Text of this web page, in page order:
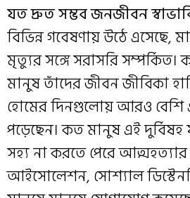
যত দ্রুত সম্ভব জনজীবন
বিভিন্ন গবেষণায় উঠে এসেছে,
মৃত্যুর সঙ্গে সরাসরি
মানুষ তাঁদের জীবন জীবিকা
হোমের দিনগুলোয় আরও বেশি
পড়েছেন। কত মানুষ এই দুর্বিষহ
সহ্য না করতে পেরে আত্মহত্যার
আইসোলেশন, সোশ্যাল